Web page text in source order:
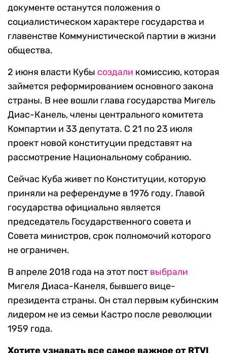
документе останутся положения о
социалистическом характере государства и
главенстве Коммунистической партии в жизни
общества.
2 июня власти Кубы создали комиссию, которая
займется реформированием основного закона
страны. В нее вошли глава государства Мигель
Диас-Канель, члены центрального комитета
Компартии и 33 депутата. С 21 по 23 июля
проект новой конституции представят на
рассмотрение Национальному собранию.
Сейчас Куба живет по Конституции, которую
приняли на референдуме в 1976 году. Главой
государства официально является
председатель Государственного совета и
Совета министров, срок полномочий которого
не ограничен.
В апреле 2018 года на этот пост выбрали
Мигеля Диаса-Канеля, бывшего вице-
президента страны. Он стал первым кубинским
лидером не из семьи Кастро после революции
1959 года.
Хотите узнавать все самое важное от RTVI